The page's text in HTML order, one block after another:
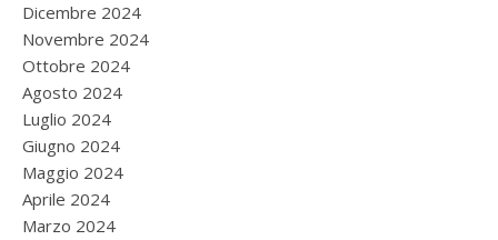
Dicembre 2024
Novembre 2024
Ottobre 2024
Agosto 2024
Luglio 2024
Giugno 2024
Maggio 2024
Aprile 2024
Marzo 2024